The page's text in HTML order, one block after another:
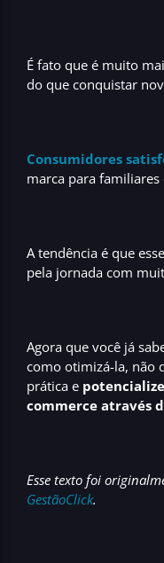
É fato que é muito
do que conquistar
Consumidores
marca para familiares
A tendência é que
pela jornada com
Agora que você já
como otimizá-la, não
prática e
commerce através
Esse texto foi
GestãoClick.